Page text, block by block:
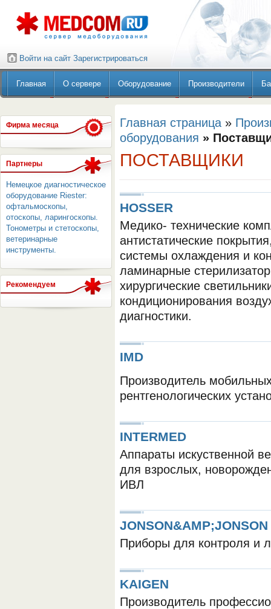
СЕРВЕР МЕДИЦИНСКОГО
Войти на сайт Зарегистрироваться
Главная О сервере Оборудование Производители
Фирма месяца
Партнеры
Немецкое диагностическое
оборудование Riester:
офтальмоскопы,
отоскопы, ларингоскопы.
Тонометры и стетоскопы,
ветеринарные
инструменты.
Рекомендуем
Главная страница »
оборудования »
ПОСТАВЩИКИ
HOSSER
Медико- технические
антистатические
системы охлаждения и
ламинарные
хирургические
кондиционирования
диагностики.
IMD
Производитель
рентгенологических
INTERMED
Аппараты искуственной
для взрослых,
ИВЛ
JONSON&AMP;JONSON
Приборы для контроля и
KAIGEN
Производитель